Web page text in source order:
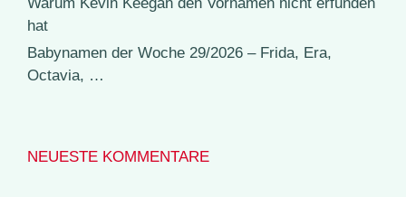
hat
Babynamen der Woche 29/2026 – Frida, Era,
Octavia, …
NEUESTE KOMMENTARE